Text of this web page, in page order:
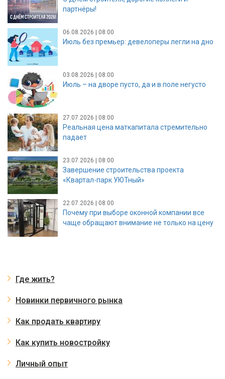
партнёры!
06.08.2026 | 08:00
Июль без премьер: девелоперы легли на дно
03.08.2026 | 08:00
Июль – на дворе пусто, да и в поле негусто
27.07.2026 | 08:00
Реальная цена маткапитала стремительно
падает
23.07.2026 | 08:00
Завершение строительства проекта
«Квартал-парк УЮТный»
22.07.2026 | 08:00
Почему при выборе оконной компании все
чаще обращают внимание не только на цену
Где жить?
Новинки первичного рынка
Как продать квартиру
Как купить новостройку
Личный опыт